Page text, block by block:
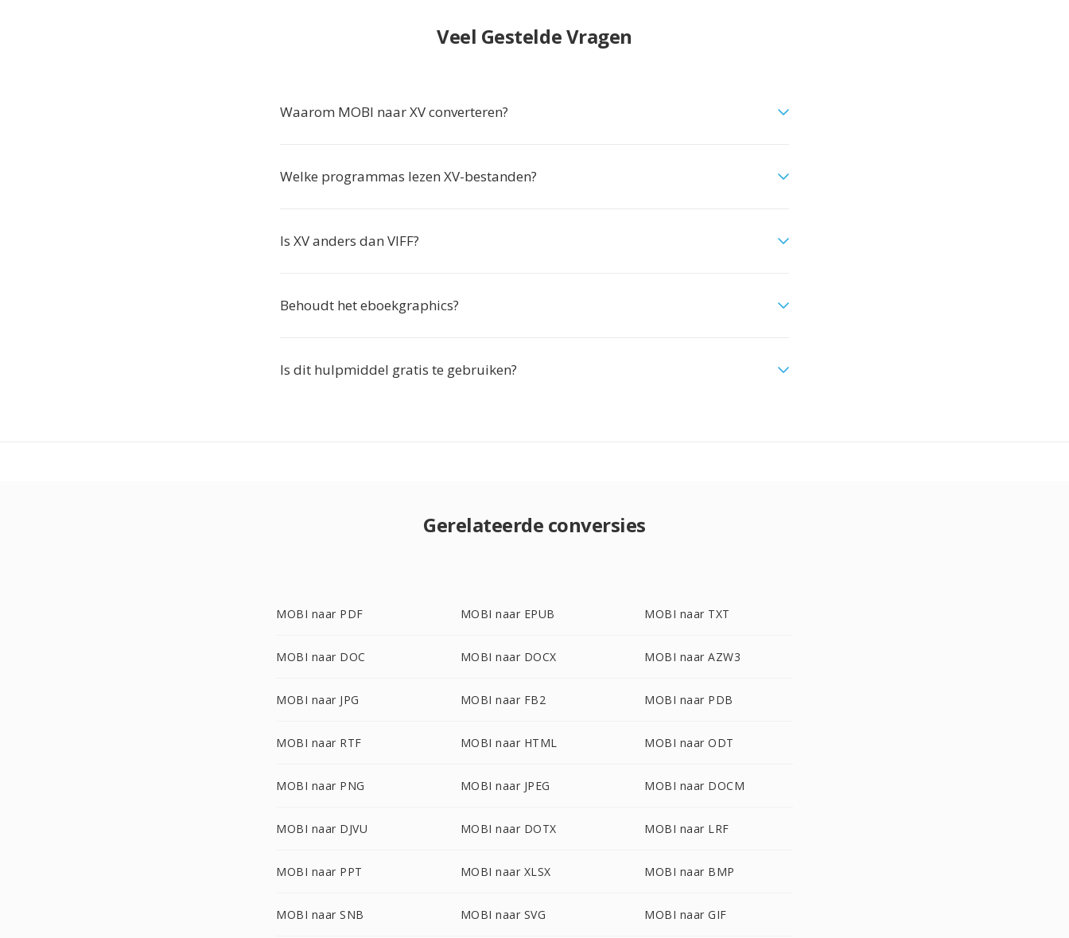
Veel Gestelde Vragen
Waarom MOBI naar XV converteren?
Welke programmas lezen XV-bestanden?
Is XV anders dan VIFF?
Behoudt het eboekgraphics?
Is dit hulpmiddel gratis te gebruiken?
Gerelateerde conversies
MOBI naar PDF MOBI naar EPUB MOBI naar TXT
MOBI naar DOC MOBI naar DOCX MOBI naar AZW3
MOBI naar JPG MOBI naar FB2 MOBI naar PDB
MOBI naar RTF MOBI naar HTML MOBI naar ODT
MOBI naar PNG MOBI naar JPEG MOBI naar DOCM
MOBI naar DJVU MOBI naar DOTX MOBI naar LRF
MOBI naar PPT MOBI naar XLSX MOBI naar BMP
MOBI naar SNB MOBI naar SVG MOBI naar GIF